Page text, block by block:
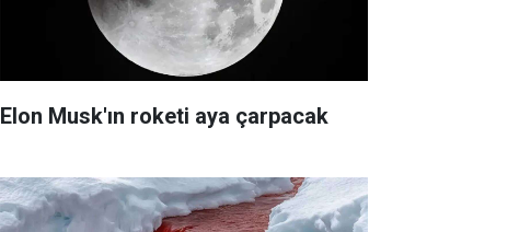
Elon Musk'ın roketi aya çarpacak